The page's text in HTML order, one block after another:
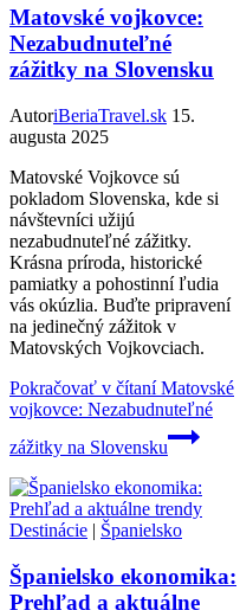
Matovské vojkovce:
Nezabudnuteľné
zážitky na Slovensku
AutoriBeriaTravel.sk 15.
augusta 2025
Matovské Vojkovce sú
pokladom Slovenska, kde si
návštevníci užijú
nezabudnuteľné zážitky.
Krásna príroda, historické
pamiatky a pohostinní ľudia
vás okúzlia. Buďte pripravení
na jedinečný zážitok v
Matovských Vojkovciach.
Pokračovať v čítaníMatovské
vojkovce: Nezabudnuteľné
zážitky na Slovensku
Destinácie | Španielsko
Španielsko ekonomika:
Prehľad a aktuálne